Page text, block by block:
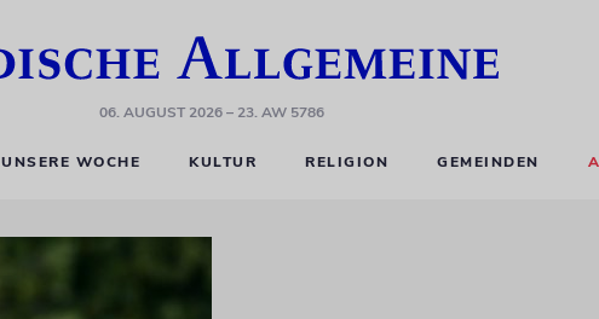
06. AUGUST 2026– 23. AW 5786
UNSERE WOCHE KULTUR RELIGION GEMEINDEN